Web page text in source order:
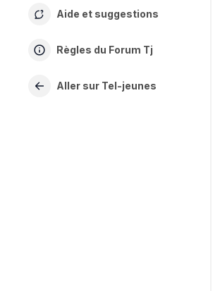
Aide et suggestions
Règles du Forum Tj
Aller sur Tel-jeunes